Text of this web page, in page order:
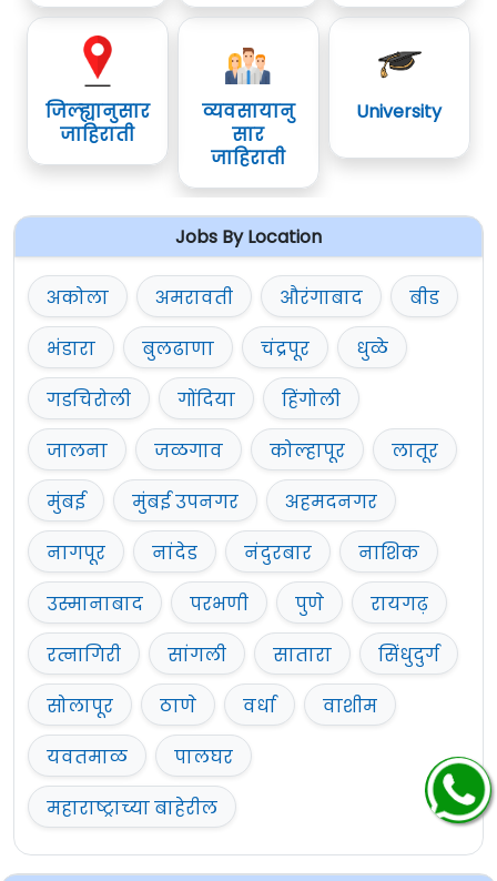
जिल्ह्यानुसार
जाहिराती
व्यवसायानु
सार
जाहिराती
University
Jobs By Location
अकोला अमरावती औरंगाबाद
बीड
भंडारा
बुलढाणा चंद्रपूर
धुळे
गडचिरोली
गोंदिया
हिंगोली
जालना
जळगाव कोल्हापूर
लातूर
मुंबई
मुंबई उपनगर
अहमदनगर
नागपूर
नांदेड नंदुरबार
नाशिक
उस्मानाबाद
परभणी पुणे
रायगढ़
रत्नागिरी
सांगली सातारा
सिंधुदुर्ग
सोलापूर
ठाणे वर्धा
वाशीम
यवतमाळ
पालघर
महाराष्ट्राच्या बाहेरील